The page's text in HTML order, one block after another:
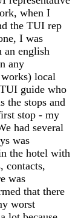
when I
the TUI rep
I was
an english
any
local
guide who
the stops and
stop - my
had several
was
the hotel with
contacts,
was
that there
worst